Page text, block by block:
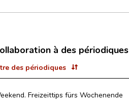
à des périodiques
des périodiques
Freizeittips fürs Wochenende